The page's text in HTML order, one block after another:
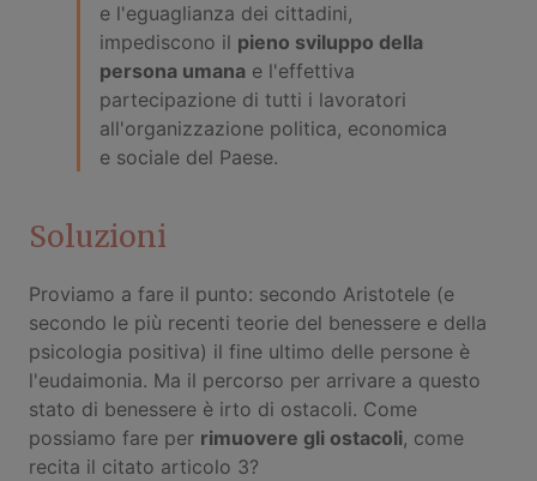
e l'eguaglianza dei cittadini,
impediscono il pieno sviluppo della
persona umana e l'effettiva
partecipazione di tutti i lavoratori
all'organizzazione politica, economica
e sociale del Paese.
Soluzioni
Proviamo a fare il punto: secondo Aristotele (e
secondo le più recenti teorie del benessere e della
psicologia positiva) il fine ultimo delle persone è
l'eudaimonia. Ma il percorso per arrivare a questo
stato di benessere è irto di ostacoli. Come
possiamo fare per rimuovere gli ostacoli, come
recita il citato articolo 3?